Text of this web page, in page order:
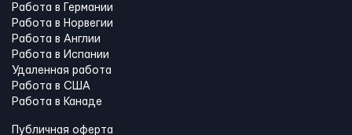
Работа в Германии
Работа в Норвегии
Работа в Англии
Работа в Испании
Удаленная работа
Работа в США
Работа в Канадe
Публичная оферта